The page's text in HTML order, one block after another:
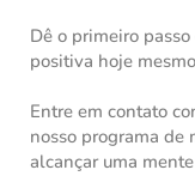
Dê o primeiro
positiva hoje
Entre em contato
nosso programa de
alcançar uma